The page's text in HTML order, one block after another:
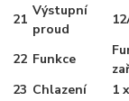
21
Výstupní
proud
22 Funkce
23 Chlazení 1